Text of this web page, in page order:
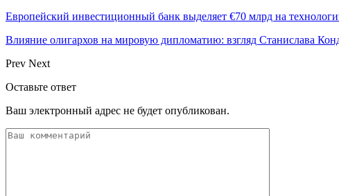
Европейский инвестиционный банк выделяет €70 млрд на
Влияние олигархов на мировую дипломатию: взгляд Станислава
Prev Next
Оставьте ответ
Ваш электронный адрес не будет опубликован.